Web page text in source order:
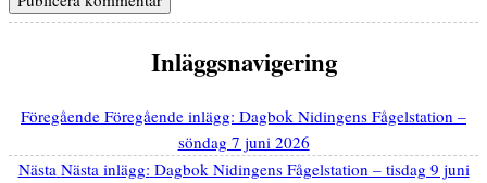
Inläggsnavigering
Föregående Föregående inlägg: Dagbok Nidingens Fågelstation –
söndag 7 juni 2026
Nästa Nästa inlägg: Dagbok Nidingens Fågelstation – tisdag 9 juni